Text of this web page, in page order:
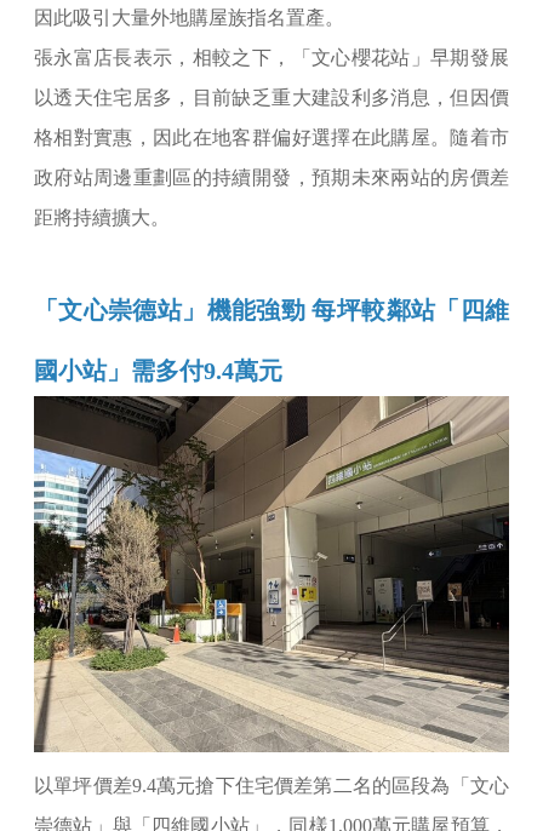
因此吸引大量外地購屋族指名置產。
張永富店長表示，相較之下，「文心櫻花站」早期發展
以透天住宅居多，目前缺乏重大建設利多消息，但因價
格相對實惠，因此在地客群偏好選擇在此購屋。隨着市
政府站周邊重劃區的持續開發，預期未來兩站的房價差
距將持續擴大。
「文心崇德站」機能強勁 每坪較鄰站「四維
國小站」需多付9.4萬元
以單坪價差9.4萬元搶下住宅價差第二名的區段為「文心
崇德站」與「四維國小站」，同樣1,000萬元購屋預算，